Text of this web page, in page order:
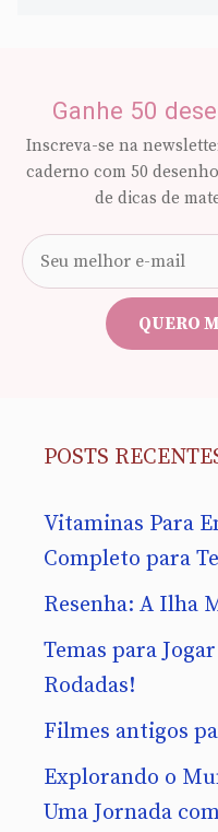
Ganhe 50
Inscreva-se na
caderno com 50
de dicas de
QUERO
POSTS
Vitaminas Para
Completo para
Resenha: A Ilha
Temas para
Rodadas!
Filmes antigos
Explorando o
Uma Jornada